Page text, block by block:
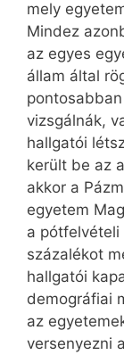
mely
Mindez
az egyes
állam által
vizsgálnák,
hallgatói
került be az
akkor a
egyetem
a pótfelvételi
százalékot
hallgatói
demográfiai
az
versenyezni